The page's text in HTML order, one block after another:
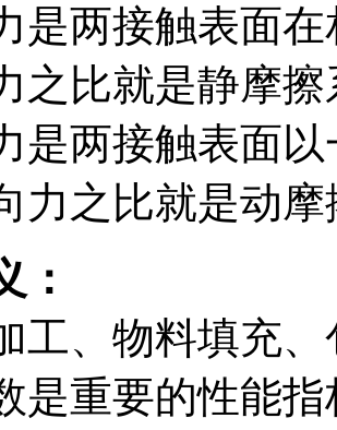
是两接触表面
之比就是静摩擦
是两接触表面
力之比就是动
：
工、物料填充
是重要的性能